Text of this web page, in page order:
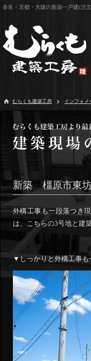
奈良・京都・大阪の新築一戸建(注
むらくも建築工房 インフォメ
新築 橿原市東
外構工事も一段落つき
は、こちらの3号地と建
▼しっかりと外構工事も